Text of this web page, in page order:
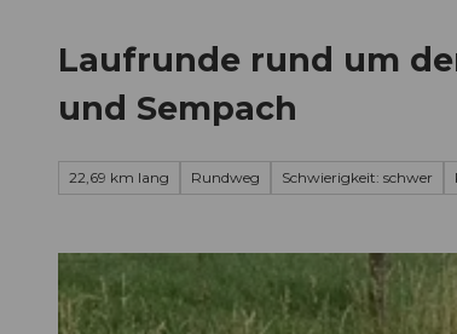
Laufrunde rund um
und Sempach
22,69 km lang Rundweg Schwierigkeit: schwer